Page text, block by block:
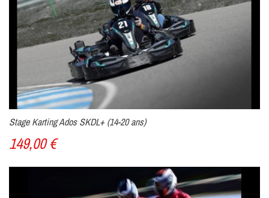
Stage Karting Ados SKDL+ (14-20 ans)
149,00 €